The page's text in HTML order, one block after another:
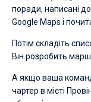
поради, написані
Google Maps і
Потім складіть
Він розробить
А якщо ваша
чартер в місті